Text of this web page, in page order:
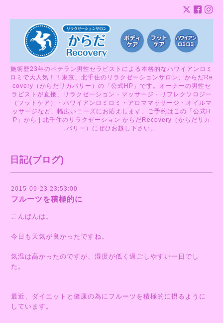
施術歴23年のベテラン男性セラピストによる本格的なハワイアンロミ
ロミで大人気！！東京、北千住のリラクゼーションサロン、からだRe
covery（からだリカバリー）の「公式HP」です。オーナーの男性セ
ラピストが直接、リラクゼーション・マッサージ・リフレクソロジー
（フットケア）・ハワイアンロミロミ・アロママッサージ・オイルマ
ッサージなど、幅広いニーズにお応えします。ご予約はこの「公式H
P」から | 北千住のリラクゼーション からだRecovery（からだリカ
バリー）にぜひお越し下さい。
日記(ブログ)
2015-09-23 23:53:00
フルーツを積極的に
こんばんは。
今日も天気が良かったですね。
気温は高かったのですが、湿度が低く過ごしやすい一日でし
た。
最近、ダイエットと健康の為にフルーツを積極的に摂るように
しています。